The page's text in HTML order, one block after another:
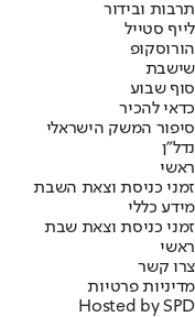
תרבות ובידור
לייף סטייל
הורוסקופ
שישבת
סוף שבוע
כדאי להכיר
סיפור המשק הישראלי
נדל"ן
ראשי
זמני כניסת וצאת השבת
מידע כללי
זמני כניסת וצאת שבת
ראשי
צרו קשר
מדיניות פרטיות
Hosted by SPD